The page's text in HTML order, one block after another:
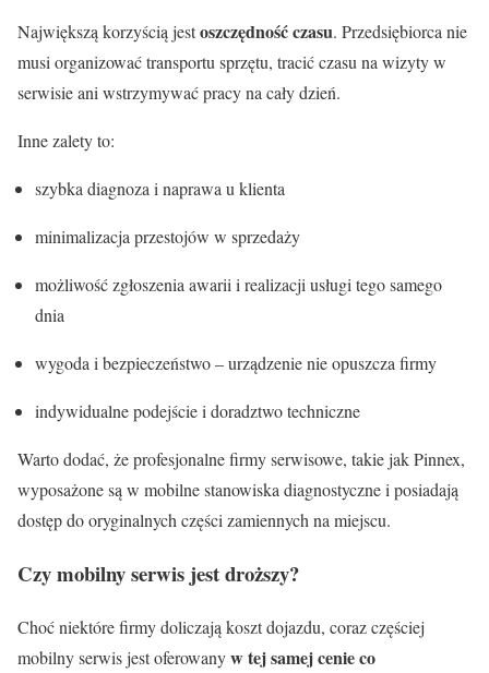
Największą korzyścią jestoszczędność czasu. Przedsiębiorca nie
musi organizować transportu sprzętu, tracić czasu na wizyty w
serwisie ani wstrzymywać pracy na cały dzień.
Inne zalety to:
szybka diagnoza i naprawa u klienta
minimalizacja przestojów w sprzedaży
możliwość zgłoszenia awarii i realizacji usługi tego samego
dnia
wygoda i bezpieczeństwo – urządzenie nie opuszcza firmy
indywidualne podejście i doradztwo techniczne
Warto dodać, że profesjonalne firmy serwisowe, takie jak Pinnex,
wyposażone są w mobilne stanowiska diagnostyczne i posiadają
dostęp do oryginalnych części zamiennych na miejscu.
Czy mobilny serwis jest droższy?
Choć niektóre firmy doliczają koszt dojazdu, coraz częściej
mobilny serwis jest oferowanyw tej samej cenie co